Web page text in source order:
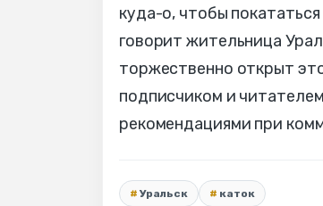
куда-о, чтобы
говорит жительница
торжественно открыт
подписчиком и
рекомендациями при
Уральск каток